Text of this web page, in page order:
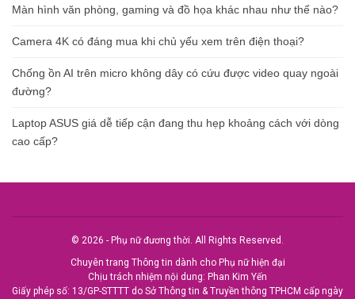
Màn hình văn phòng, gaming và đồ họa khác nhau như thế nào?
Camera 4K có đáng mua khi chủ yếu xem trên điện thoại?
Chống ồn AI trên micro không dây có cứu được video quay ngoài
đường?
Laptop ASUS giá dễ tiếp cận đang thu hẹp khoảng cách với dòng
cao cấp?
© 2026 - Phụ nữ đương thời. All Rights Reserved.
Chuyên trang Thông tin dành cho Phụ nữ hiện đại
Chịu trách nhiệm nội dung: Phan Kim Yến
Giấy phép số: 13/GP-STTTT do Sở Thông tin & Truyền thông TPHCM cấp ngày